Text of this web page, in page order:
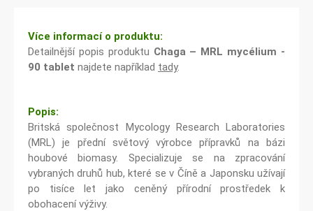
Více informací o produktu:
Detailnější popis produktu Chaga – MRL mycélium -
90 tablet najdete například tady.
Popis:
Britská společnost Mycology Research Laboratories
(MRL) je přední světový výrobce přípravků na bázi
houbové biomasy. Specializuje se na zpracování
vybraných druhů hub, které se v Číně a Japonsku užívají
po tisíce let jako ceněný přírodní prostředek k
obohacení výživy.